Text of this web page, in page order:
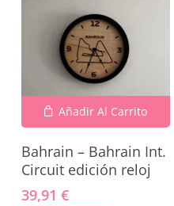
Añadir Al Carrito
Bahrain – Bahrain Int.
Circuit edición reloj
39,91 €